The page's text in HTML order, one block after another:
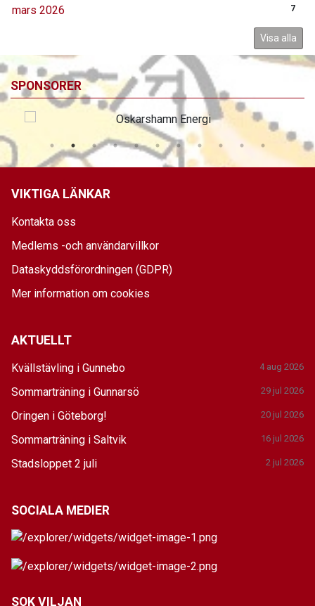
mars 2026 7
Visa alla
SPONSORER
VIKTIGA LÄNKAR
Kontakta oss
Medlems -och användarvillkor
Dataskyddsförordningen (GDPR)
Mer information om cookies
AKTUELLT
Kvällstävling i Gunnebo 4 aug 2026
Sommarträning i Gunnarsö 29 jul 2026
Oringen i Göteborg! 20 jul 2026
Sommarträning i Saltvik 16 jul 2026
Stadsloppet 2 juli 2 jul 2026
SOCIALA MEDIER
SOK VILJAN